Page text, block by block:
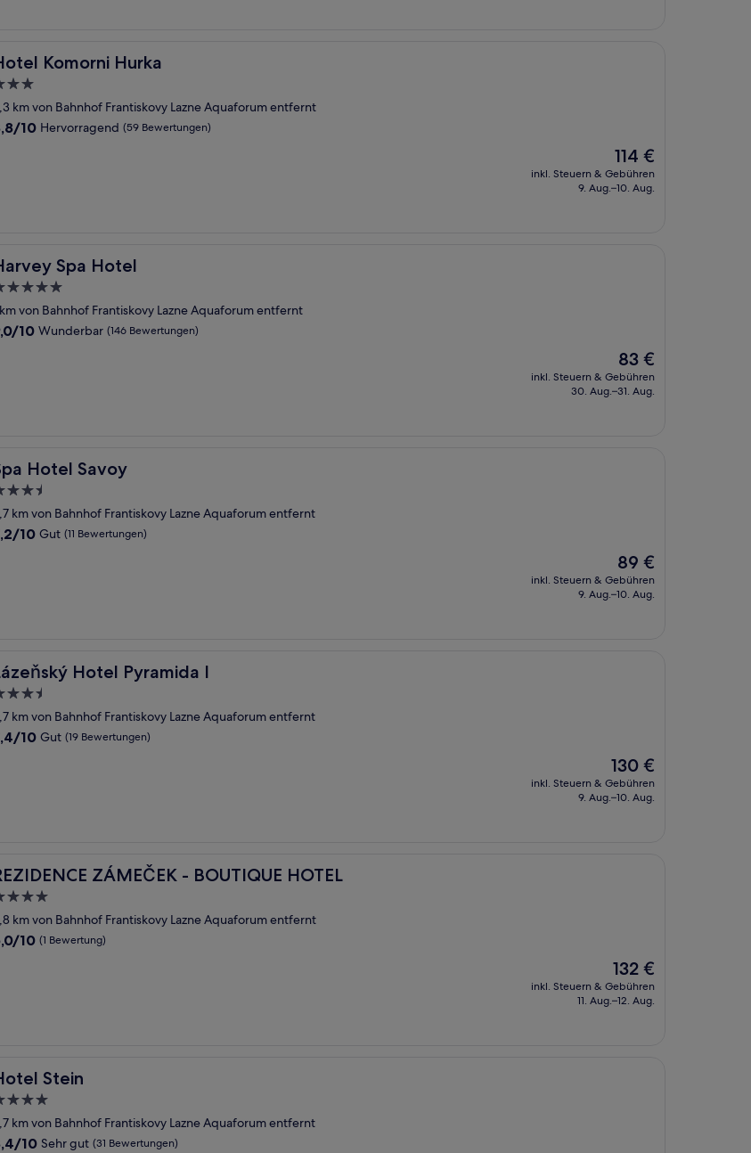
Komorni Hurka
Komorni Hurka
km von Bahnhof Frantiskovy Lazne Aquaforum entfernt
10 Hervorragend (59 Bewertungen)
Der
Preis
beträgt
114 €
inkl. Steuern & Gebühren
9. Aug.–10. Aug.
Spa Hotel
Spa Hotel
von Bahnhof Frantiskovy Lazne Aquaforum entfernt
10 Wunderbar (146 Bewertungen)
Der
Preis
beträgt
83 €
inkl. Steuern & Gebühren
30. Aug.–31. Aug.
Hotel Savoy
Hotel Savoy
km von Bahnhof Frantiskovy Lazne Aquaforum entfernt
10 Gut (11 Bewertungen)
Der
Preis
beträgt
89 €
inkl. Steuern & Gebühren
9. Aug.–10. Aug.
Hotel Pyramida I
Hotel Pyramida I
km von Bahnhof Frantiskovy Lazne Aquaforum entfernt
10 Gut (19 Bewertungen)
Der
Preis
beträgt
130 €
inkl. Steuern & Gebühren
9. Aug.–10. Aug.
ZÁMEČEK - BOUTIQUE HOTEL
ZÁMEČEK - BOUTIQUE HOTEL
km von Bahnhof Frantiskovy Lazne Aquaforum entfernt
10 (1 Bewertung)
Der
Preis
beträgt
132 €
inkl. Steuern & Gebühren
11. Aug.–12. Aug.
Stein
Stein
km von Bahnhof Frantiskovy Lazne Aquaforum entfernt
10 Sehr gut (31 Bewertungen)